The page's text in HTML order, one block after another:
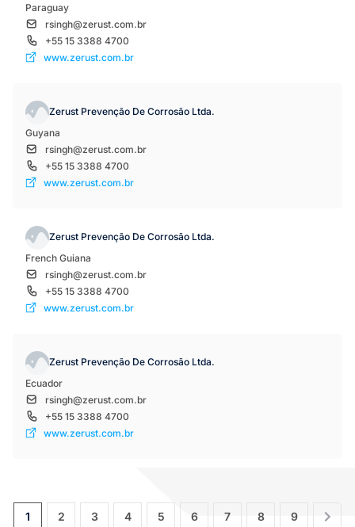
Paraguay
rsingh@zerust.com.br
+55 15 3388 4700
www.zerust.com.br
Zerust Prevenção De Corrosão Ltda.
Guyana
rsingh@zerust.com.br
+55 15 3388 4700
www.zerust.com.br
Zerust Prevenção De Corrosão Ltda.
French Guiana
rsingh@zerust.com.br
+55 15 3388 4700
www.zerust.com.br
Zerust Prevenção De Corrosão Ltda.
Ecuador
rsingh@zerust.com.br
+55 15 3388 4700
www.zerust.com.br
1 2 3 4 5 6 7 8 9